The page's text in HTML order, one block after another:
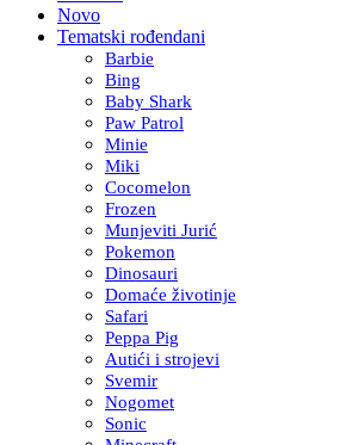
Novo
Tematski rođendani
Barbie
Bing
Baby Shark
Paw Patrol
Minie
Miki
Cocomelon
Frozen
Munjeviti Jurić
Pokemon
Dinosauri
Domaće životinje
Safari
Peppa Pig
Autići i strojevi
Svemir
Nogomet
Sonic